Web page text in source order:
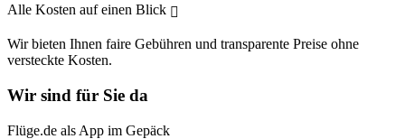
Alle Kosten auf einen Blick
Wir bieten Ihnen faire Gebühren und transparente Preise ohne
versteckte Kosten.
Wir sind für Sie da
Flüge.de als App im Gepäck